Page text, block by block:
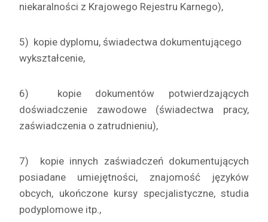
niekaralności z Krajowego Rejestru Karnego),
5) kopie dyplomu, świadectwa dokumentującego
wykształcenie,
6) kopie dokumentów potwierdzających
doświadczenie zawodowe (świadectwa pracy,
zaświadczenia o zatrudnieniu),
7) kopie innych zaświadczeń dokumentujących
posiadane umiejętności, znajomość języków
obcych, ukończone kursy specjalistyczne, studia
podyplomowe itp.,